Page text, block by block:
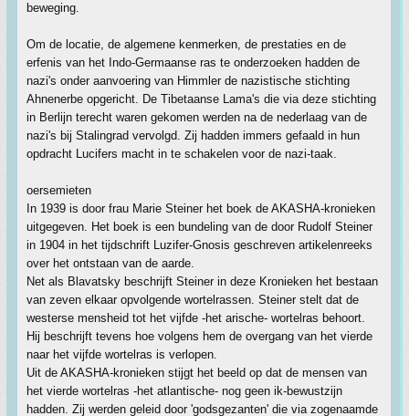
beweging.
Om de locatie, de algemene kenmerken, de prestaties en de
erfenis van het Indo-Germaanse ras te onderzoeken hadden de
nazi's onder aanvoering van Himmler de nazistische stichting
Ahnenerbe opgericht. De Tibetaanse Lama's die via deze stichting
in Berlijn terecht waren gekomen werden na de nederlaag van de
nazi's bij Stalingrad vervolgd. Zij hadden immers gefaald in hun
opdracht Lucifers macht in te schakelen voor de nazi-taak.
oersemieten
In 1939 is door frau Marie Steiner het boek de AKASHA-kronieken
uitgegeven. Het boek is een bundeling van de door Rudolf Steiner
in 1904 in het tijdschrift Luzifer-Gnosis geschreven artikelenreeks
over het ontstaan van de aarde.
Net als Blavatsky beschrijft Steiner in deze Kronieken het bestaan
van zeven elkaar opvolgende wortelrassen. Steiner stelt dat de
westerse mensheid tot het vijfde -het arische- wortelras behoort.
Hij beschrijft tevens hoe volgens hem de overgang van het vierde
naar het vijfde wortelras is verlopen.
Uit de AKASHA-kronieken stijgt het beeld op dat de mensen van
het vierde wortelras -het atlantische- nog geen ik-bewustzijn
hadden. Zij werden geleid door 'godsgezanten' die via zogenaamde